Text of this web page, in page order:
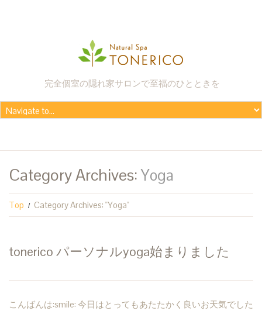
完全個室の隠れ家サロンで至福のひとときを
Category Archives:Yoga
Top Category Archives: "Yoga"
tonerico パーソナルyoga始まりました
こんばんは:smile: 今日はとってもあたたかく良いお天気でした